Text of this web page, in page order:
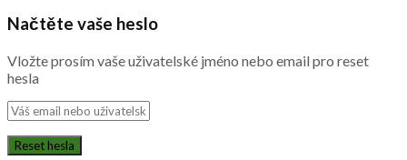
Načtěte vaše heslo
Vložte prosím vaše uživatelské jméno nebo email pro reset
hesla